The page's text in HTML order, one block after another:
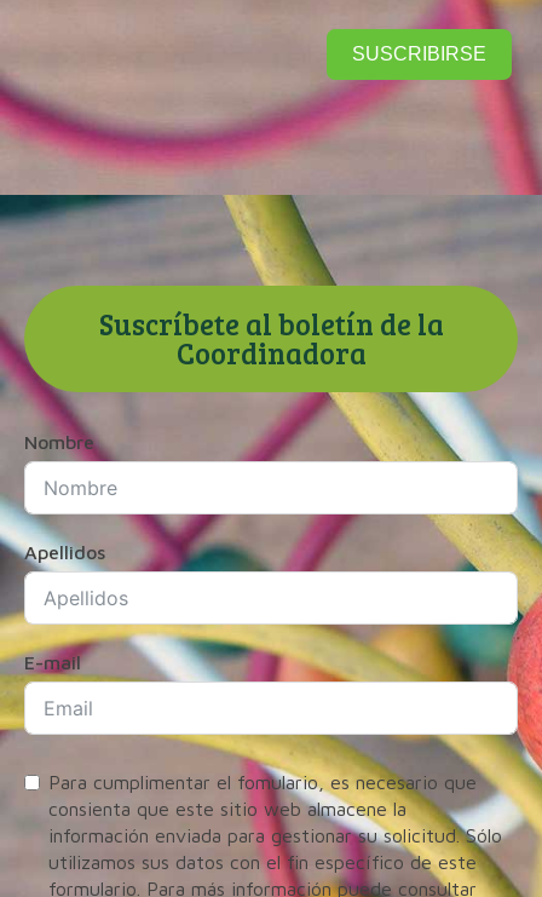
SUSCRIBIRSE
Suscríbete al boletín de la
Coordinadora
Nombre
Apellidos
E-mail
Para cumplimentar el fomulario, es necesario que
consienta que este sitio web almacene la
información enviada para gestionar su solicitud. Sólo
utilizamos sus datos con el fin específico de este
formulario. Para más información puede consultar